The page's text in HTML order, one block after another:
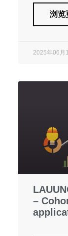
浏览
2025年06月
–